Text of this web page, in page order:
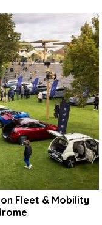
Fleet & Mobility